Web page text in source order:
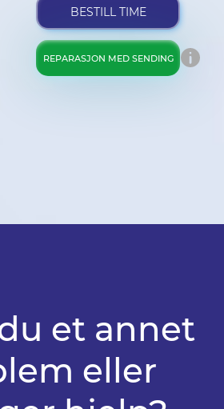
BESTILL TIME
REPARASJON MED SENDING
et annet
eller